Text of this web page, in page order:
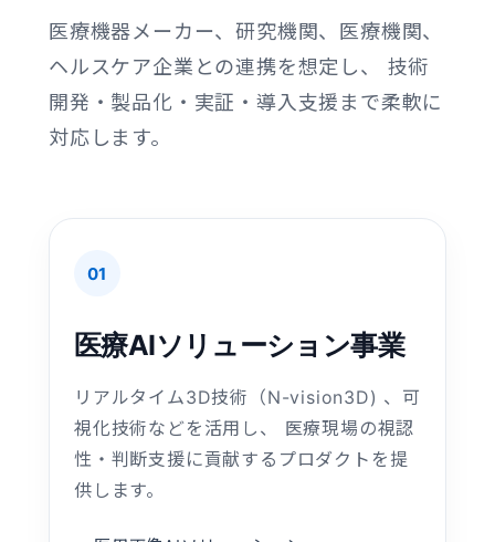
医療機器メーカー、研究機関、医療機関、
ヘルスケア企業との連携を想定し、 技術
開発・製品化・実証・導入支援まで柔軟に
対応します。
01
医療AIソリューション事業
リアルタイム3D技術（N-vision3D) 、可
視化技術などを活用し、 医療現場の視認
性・判断支援に貢献するプロダクトを提
供します。